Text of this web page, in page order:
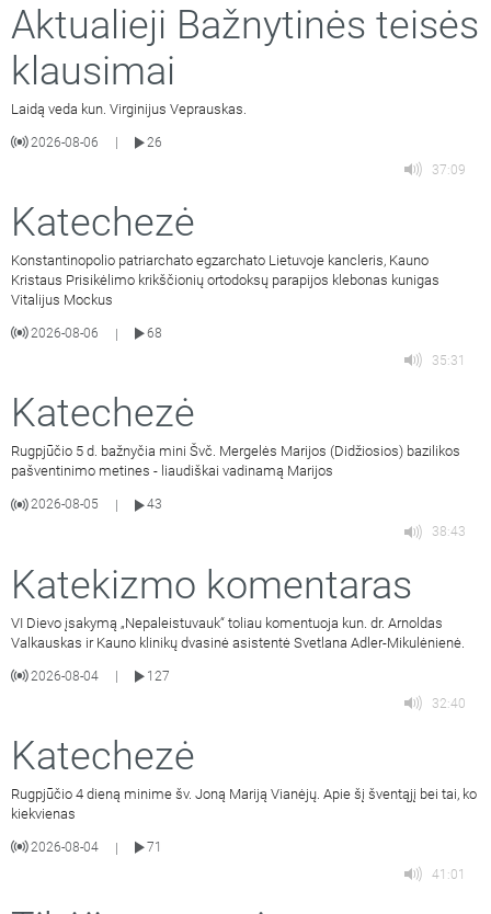
Aktualieji Bažnytinės teisės
klausimai
Laidą veda kun. Virginijus Veprauskas.
2026-08-06
26
37:09
Katechezė
Konstantinopolio patriarchato egzarchato Lietuvoje kancleris, Kauno
Kristaus Prisikėlimo krikščionių ortodoksų parapijos klebonas kunigas
Vitalijus Mockus
2026-08-06 |
68
35:31
Katechezė
Rugpjūčio 5 d. bažnyčia mini Švč. Mergelės Marijos (Didžiosios) bazilikos
pašventinimo metines - liaudiškai vadinamą Marijos
2026-08-05
43
38:43
Katekizmo komentaras
VI Dievo įsakymą „Nepaleistuvauk“ toliau komentuoja kun. dr. Arnoldas
Valkauskas ir Kauno klinikų dvasinė asistentė Svetlana Adler-Mikulėnienė.
2026-08-04
127
32:40
Katechezė
Rugpjūčio 4 dieną minime šv. Joną Mariją Vianėjų. Apie šį šventąjį bei tai, ko
kiekvienas
2026-08-04 |
71
41:01